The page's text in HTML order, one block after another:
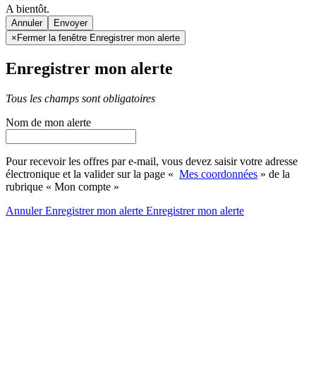
A bientôt.
Annuler
× Fermer la fenêtre Enregistrer mon alerte
Enregistrer mon alerte
Tous les champs sont obligatoires
Nom de mon alerte
Pour recevoir les offres par e-mail, vous devez saisir votre adresse
électronique et la valider sur la page « Mes coordonnées » de la
rubrique « Mon compte »
AnnulerEnregistrer mon alerte Enregistrermon alerte